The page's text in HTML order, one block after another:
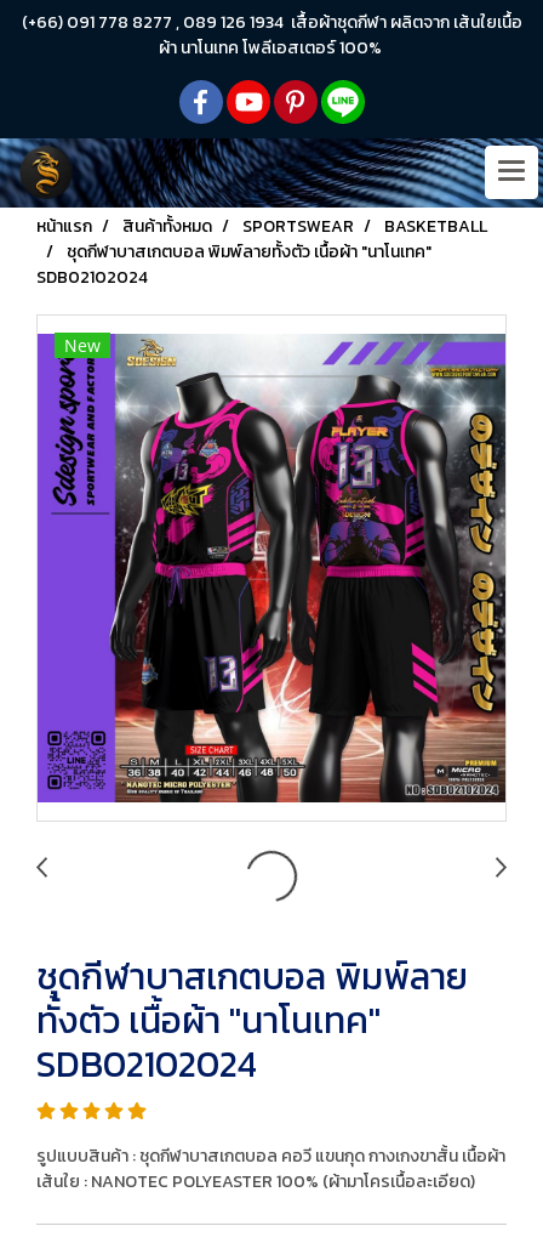
(+66) 091 778 8277 , 089 126 1934 เสื้อผ้าชุดกีฬา ผลิตจาก เส้นใยเนื้อ
ผ้า นาโนเทค โพลีเอสเตอร์ 100%
หน้าแรก สินค้าทั้งหมด SPORTSWEAR
BASKETBALL
ชุดกีฬาบาสเกตบอล พิมพ์ลายทั้งตัว เนื้อผ้า "นาโนเทค"
SDB02102024
New
ชุดกีฬาบาสเกตบอล พิมพ์ลาย
ทั้งตัว เนื้อผ้า "นาโนเทค"
SDB02102024
รูปแบบสินค้า : ชุดกีฬาบาสเกตบอล คอวี แขนกุด กางเกงขาสั้น เนื้อผ้า
เส้นใย : NANOTEC POLYEASTER 100% (ผ้ามาโครเนื้อละเอียด)